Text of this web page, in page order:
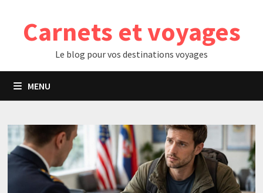
contenuCarnets et voyages
Le blog pour vos destinations voyages
MENU